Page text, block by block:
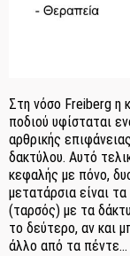
Στη νόσο Freiberg η
ποδιού υφίσταται
αρθρικής
δακτύλου. Αυτό
κεφαλής με πόνο,
μετατάρσια είναι
(ταρσός) με τα
το δεύτερο, αν και
άλλο από τα πέντε...